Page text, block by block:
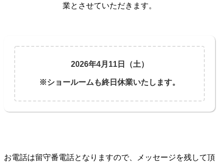
業とさせていただきます。
2026年4月11日（土）
※ショールームも終日休業いたします。
お電話は留守番電話となりますので、メッセージを残して頂